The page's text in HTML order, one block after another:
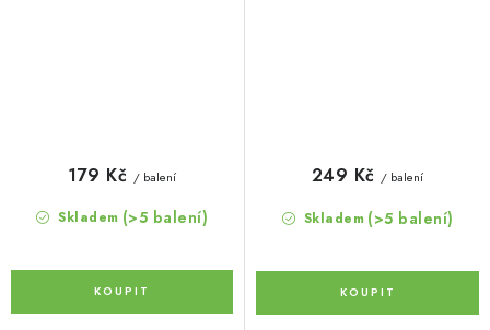
Skladem (>5 balení)
179 Kč / balení
Skladem (>5 balení)
249 Kč / balení